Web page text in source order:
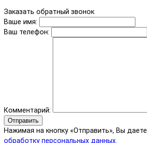
Заказать обратный звонок
Ваше имя:
Ваш телефон:
Комментарий:
Отправить
Нажимая на кнопку «Отправить», Вы даете
обработку персональных данных.